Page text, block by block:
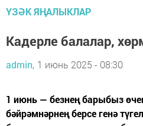
ҮЗӘК ЯҢАЛЫКЛАР
Кадерле балалар,
admin, 1 июнь 2025 - 08:30
1 июнь — безнең барыбыз
бәйрәмнәрнең берсе генә